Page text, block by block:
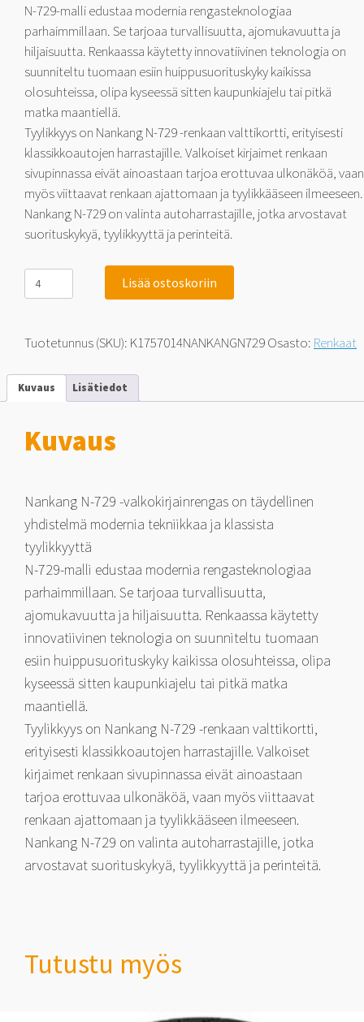
N-729-malli edustaa modernia rengasteknologiaa
parhaimmillaan. Se tarjoaa turvallisuutta, ajomukavuutta ja
hiljaisuutta. Renkaassa käytetty innovatiivinen teknologia on
suunniteltu tuomaan esiin huippusuorituskyky kaikissa
olosuhteissa, olipa kyseessä sitten kaupunkiajelu tai pitkä
matka maantiellä.
Tyylikkyys on Nankang N-729 -renkaan valttikortti, erityisesti
klassikkoautojen harrastajille. Valkoiset kirjaimet renkaan
sivupinnassa eivät ainoastaan tarjoa erottuvaa ulkonäköä, vaan
myös viittaavat renkaan ajattomaan ja tyylikkääseen ilmeeseen.
Nankang N-729 on valinta autoharrastajille, jotka arvostavat
suorituskykyä, tyylikkyyttä ja perinteitä.
Nankang
729
White
TARJOUS!
175/70-
Lisää ostoskoriin
Tuotetunnus (SKU): K1757014NANKANGN729Osasto: Renkaat
Kuvaus Lisätiedot
Kuvaus
Nankang N-729 -valkokirjainrengas on täydellinen
yhdistelmä modernia tekniikkaa ja klassista
tyylikkyyttä
N-729-malli edustaa modernia rengasteknologiaa
parhaimmillaan. Se tarjoaa turvallisuutta,
ajomukavuutta ja hiljaisuutta. Renkaassa käytetty
innovatiivinen teknologia on suunniteltu tuomaan
esiin huippusuorituskyky kaikissa olosuhteissa, olipa
kyseessä sitten kaupunkiajelu tai pitkä matka
maantiellä.
Tyylikkyys on Nankang N-729 -renkaan valttikortti,
erityisesti klassikkoautojen harrastajille. Valkoiset
kirjaimet renkaan sivupinnassa eivät ainoastaan
tarjoa erottuvaa ulkonäköä, vaan myös viittaavat
renkaan ajattomaan ja tyylikkääseen ilmeeseen.
Nankang N-729 on valinta autoharrastajille, jotka
arvostavat suorituskykyä, tyylikkyyttä ja perinteitä.
Tutustu myös